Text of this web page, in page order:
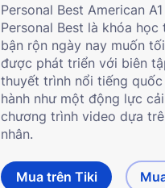
Personal Best American
Personal Best là khóa
bận rộn ngày nay muốn
được phát triển với biên
thuyết trình nổi tiếng
hành như một động lực
chương trình video dựa
nhân.
Mua trên Tiki